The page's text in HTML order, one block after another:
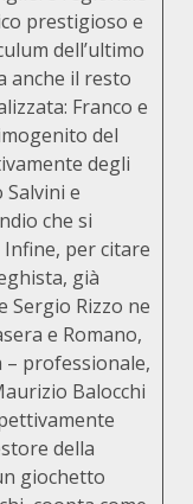
prestigioso e
dell’ultimo
anche il resto
Franco e
del
degli
e
che si
per citare
già
Sergio Rizzo ne
e Romano,
– professionale,
Balocchi
della
giochetto